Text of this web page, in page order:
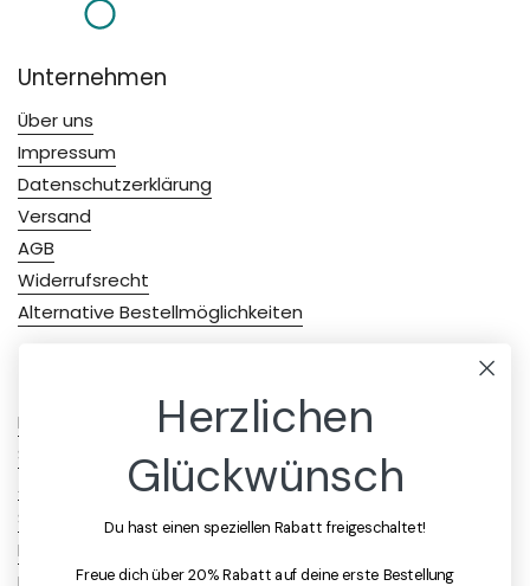
Unternehmen
Über uns
Impressum
Datenschutzerklärung
Versand
AGB
Widerrufsrecht
Alternative Bestellmöglichkeiten
Floracur
Spermidin
Arthro
Stressless
Immunity
Herzlichen
Glückwünsch
Du hast einen speziellen Rabatt freigeschaltet!
Freue dich über 20% Rabatt auf deine erste Bestellung